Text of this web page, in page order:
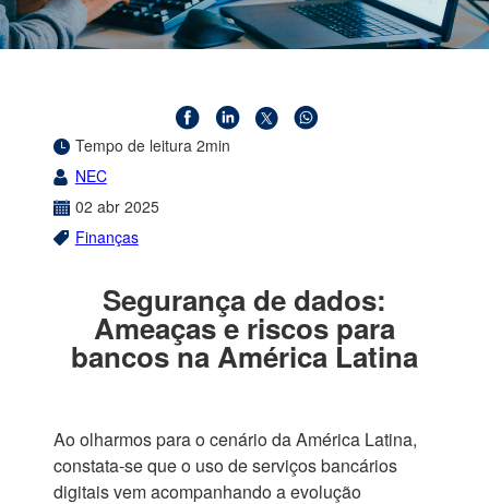
Tempo de leitura 2min
NEC
02 abr 2025
Finanças
Segurança de dados:
Ameaças e riscos para
bancos na América Latina
Ao olharmos para o cenário da América Latina,
constata-se que o uso de serviços bancários
digitais vem acompanhando a evolução